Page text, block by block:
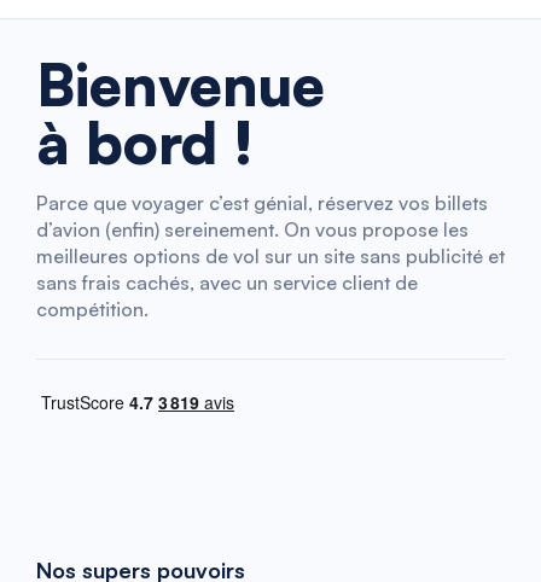
Bienvenue
à bord !
Parce que voyager c’est génial, réservez vos billets
d’avion (enfin) sereinement. On vous propose les
meilleures options de vol sur un site sans publicité et
sans frais cachés, avec un service client de
compétition.
Nos supers pouvoirs